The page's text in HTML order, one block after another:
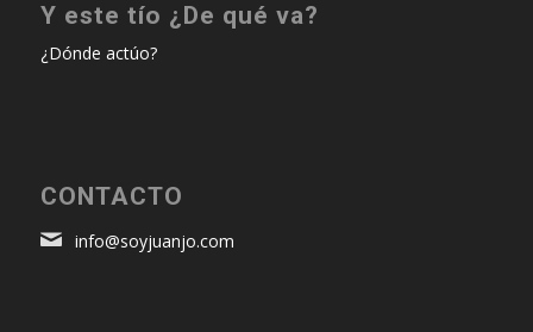
Y este tío ¿De qué va?
¿Dónde actúo?
CONTACTO
info@soyjuanjo.com